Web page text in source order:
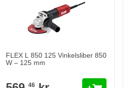
FLEX L 850 125 Vinkelsliber 850
W – 125 mm
46